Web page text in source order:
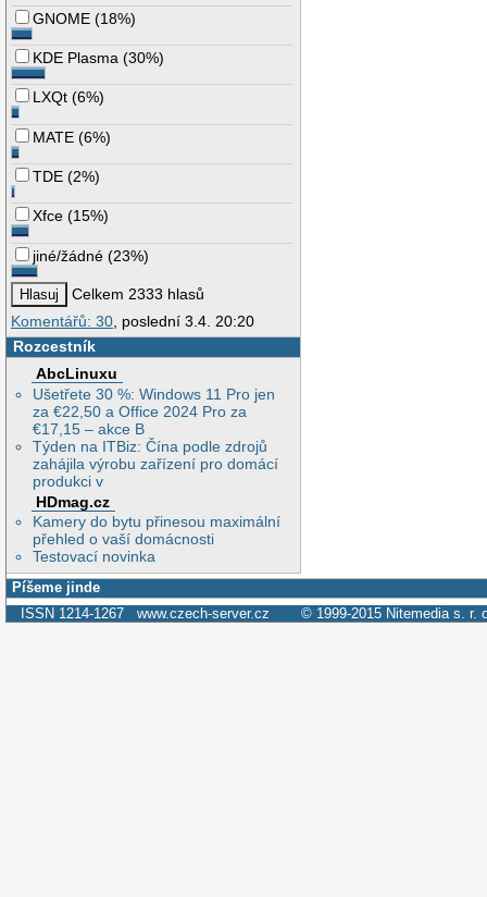
GNOME (18%)
KDE Plasma (30%)
LXQt (6%)
MATE (6%)
TDE (2%)
Xfce (15%)
jiné/žádné (23%)
Celkem 2333 hlasů
Komentářů: 30, poslední 3.4. 20:20
Rozcestník
AbcLinuxu
Ušetřete 30 %: Windows 11 Pro jen
za €22,50 a Office 2024 Pro za
€17,15 – akce B
Týden na ITBiz: Čína podle zdrojů
zahájila výrobu zařízení pro domácí
produkci v
HDmag.cz
Kamery do bytu přinesou maximální
přehled o vaší domácnosti
Testovací novinka
Píšeme jinde
ISSN 1214-1267 www.czech-server.cz © 1999-2015 Nitemedia s. r.